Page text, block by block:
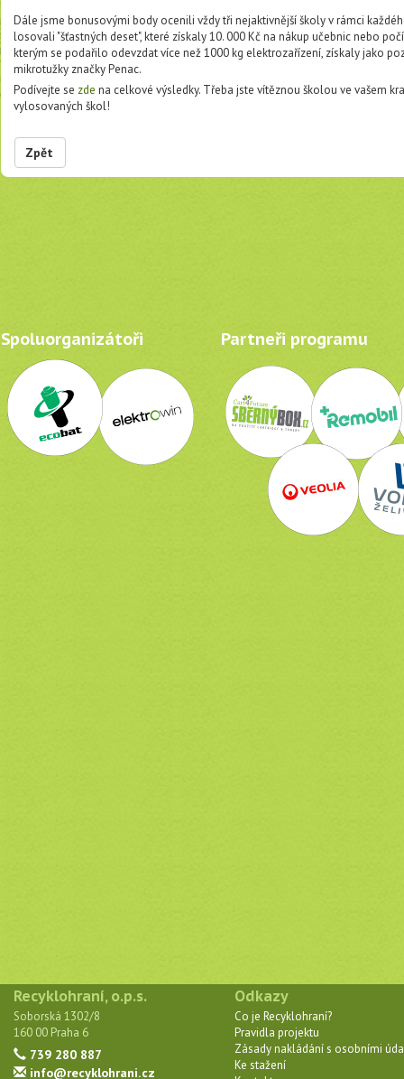
Dále jsme bonusovými body ocenili vždy tři nejaktivnější školy v rámci
losovali "šťastných deset", které získaly 10. 000 Kč na nákup učebnic nebo
kterým se podařilo odevzdat více než 1000 kg elektrozařízení, získaly jako
mikrotužky značky Penac.
Podívejte se zdena celkové výsledky. Třeba jste vítěznou školou ve vašem
vylosovaných škol!
Zpět
Spoluorganizátoři Partneři programu
Recyklohraní, o.p.s.
Soborská 1302/8
160 00 Praha 6
739 280 887
info@recyklohrani.cz
Odkazy
Co je Recyklohraní?
Pravidla projektu
Zásady nakládání s osobními
Ke stažení